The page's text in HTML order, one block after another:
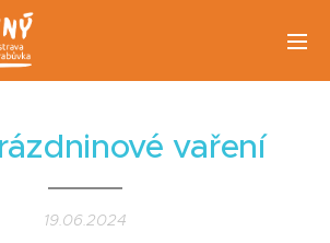
vaření
19.06.2024